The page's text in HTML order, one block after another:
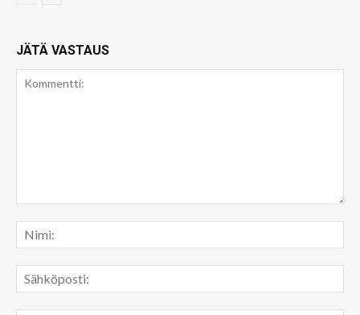
JÄTÄ VASTAUS